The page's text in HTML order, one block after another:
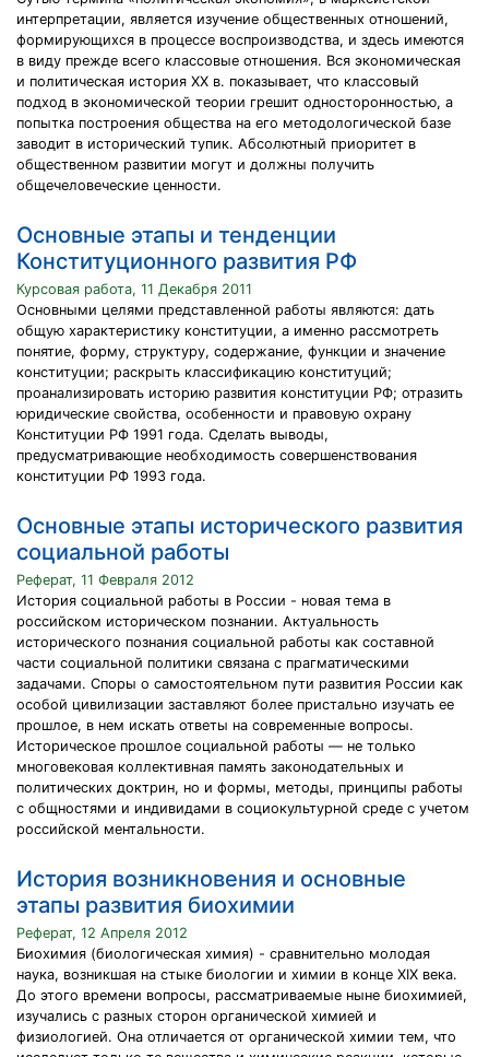
интерпретации, является изучение общественных отношений,
формирующихся в процессе воспроизводства, и здесь имеются
в виду прежде всего классовые отношения. Вся экономическая
и политическая история XX в. показывает, что классовый
подход в экономической теории грешит односторонностью, а
попытка построения общества на его методологической базе
заводит в исторический тупик. Абсолютный приоритет в
общественном развитии могут и должны получить
общечеловеческие ценности.
Основные этапы и тенденции
Конституционного развития РФ
Курсовая работа, 11 Декабря 2011
Основными целями представленной работы являются: дать
общую характеристику конституции, а именно рассмотреть
понятие, форму, структуру, содержание, функции и значение
конституции; раскрыть классификацию конституций;
проанализировать историю развития конституции РФ; отразить
юридические свойства, особенности и правовую охрану
Конституции РФ 1991 года. Сделать выводы,
предусматривающие необходимость совершенствования
конституции РФ 1993 года.
Основные этапы исторического развития
социальной работы
Реферат, 11 Февраля 2012
История социальной работы в России - новая тема в
российском историческом познании. Актуальность
исторического познания социальной работы как составной
части социальной политики связана с прагматическими
задачами. Споры о самостоятельном пути развития России как
особой цивилизации заставляют более пристально изучать ее
прошлое, в нем искать ответы на современные вопросы.
Историческое прошлое социальной работы — не только
многовековая коллективная память законодательных и
политических доктрин, но и формы, методы, принципы работы
с общностями и индивидами в социокультурной среде с учетом
российской ментальности.
История возникновения и основные
этапы развития биохимии
Реферат, 12 Апреля 2012
Биохимия (биологическая химия) - сравнительно молодая
наука, возникшая на стыке биологии и химии в конце XIX века.
До этого времени вопросы, рассматриваемые ныне биохимией,
изучались с разных сторон органической химией и
физиологией. Она отличается от органической химии тем, что